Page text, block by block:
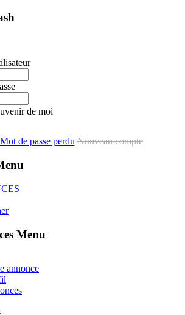
de moi
Mot de passe perdu Nouveau compte
Menu
annonce